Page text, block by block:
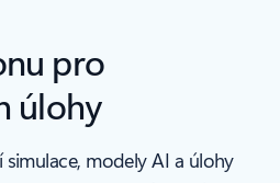
pro
úlohy
modely AI a úlohy